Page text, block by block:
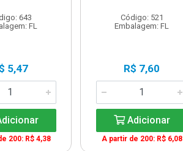
643
FL
5,47
200: R$ 4,38
Código: 521
Embalagem: FL
R$ 7,60
Adicionar
A partir de 200: R$ 6,08